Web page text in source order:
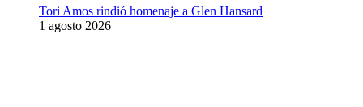
Tori Amos rindió homenaje a Glen Hansard
1 agosto 2026